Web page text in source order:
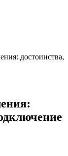
достоинства,